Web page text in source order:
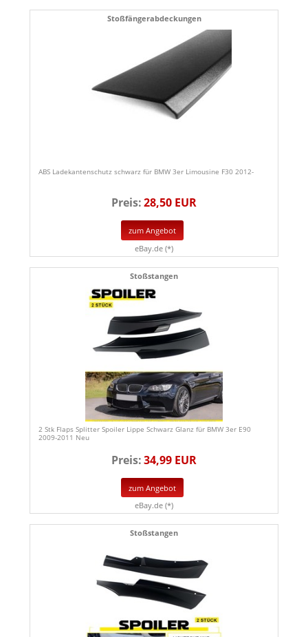
Stoßfängerabdeckungen
ABS Ladekantenschutz schwarz für BMW 3er Limousine F30 2012-
Preis:28,50 EUR
zum Angebot
eBay.de (*)
Stoßstangen
2 Stk Flaps Splitter Spoiler Lippe Schwarz Glanz für BMW 3er E90
2009-2011 Neu
Preis:34,99 EUR
zum Angebot
eBay.de (*)
Stoßstangen